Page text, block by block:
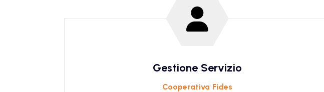
Gestione Servizio
Cooperativa Fides